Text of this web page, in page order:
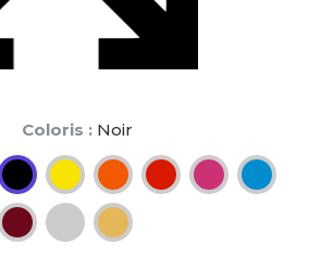
Coloris : Noir